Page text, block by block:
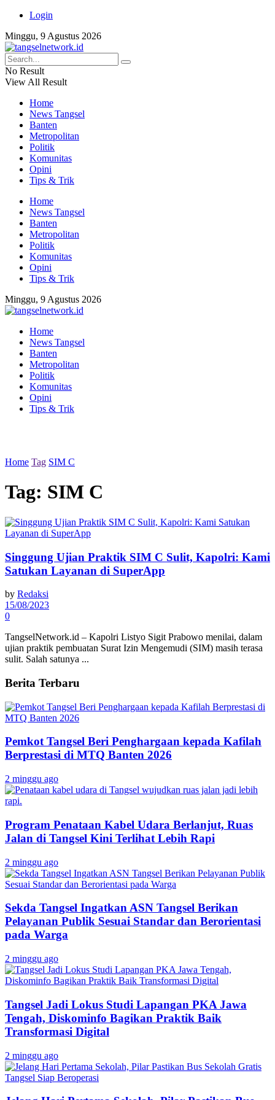
Login
Minggu, 9 Agustus 2026
No Result
View All Result
Home
News Tangsel
Banten
Metropolitan
Politik
Komunitas
Opini
Tips & Trik
Home
News Tangsel
Banten
Metropolitan
Politik
Komunitas
Opini
Tips & Trik
Minggu, 9 Agustus 2026
Home
News Tangsel
Banten
Metropolitan
Politik
Komunitas
Opini
Tips & Trik
Home Tag SIM C
Tag: SIM C
Singgung Ujian Praktik SIM C Sulit, Kapolri: Kami
Satukan Layanan di SuperApp
by Redaksi
15/08/2023
0
TangselNetwork.id – Kapolri Listyo Sigit Prabowo menilai, dalam
ujian praktik pembuatan Surat Izin Mengemudi (SIM) masih terasa
sulit. Salah satunya ...
Berita Terbaru
Pemkot Tangsel Beri Penghargaan kepada Kafilah
Berprestasi di MTQ Banten 2026
2 minggu ago
Program Penataan Kabel Udara Berlanjut, Ruas
Jalan di Tangsel Kini Terlihat Lebih Rapi
2 minggu ago
Sekda Tangsel Ingatkan ASN Tangsel Berikan
Pelayanan Publik Sesuai Standar dan Berorientasi
pada Warga
2 minggu ago
Tangsel Jadi Lokus Studi Lapangan PKA Jawa
Tengah, Diskominfo Bagikan Praktik Baik
Transformasi Digital
2 minggu ago